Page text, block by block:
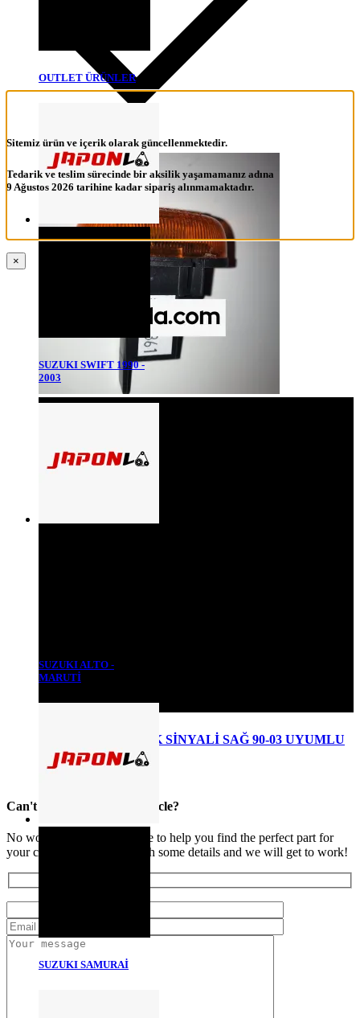
OUTLET ÜRÜNLER
SUZUKI SWIFT 1990 -
2003
SUZUKI ALTO -
MARUTİ
SUZUKI SAMURAİ
SWIFT ÇAMURLUK SİNYALİ SAĞ 90-03 UYUMLU
450,00
Can't find your part or vehicle?
No worries. Our team is here to help you find the perfect part for
your car. Just provide us with some details and we will get to work!
Sitemiz ürün ve içerik olarak güncellenmektedir.
Tedarik ve teslim sürecinde bir aksilik yaşamamanız adına
9 Ağustos 2026 tarihine kadar sipariş alınmamaktadır.
×